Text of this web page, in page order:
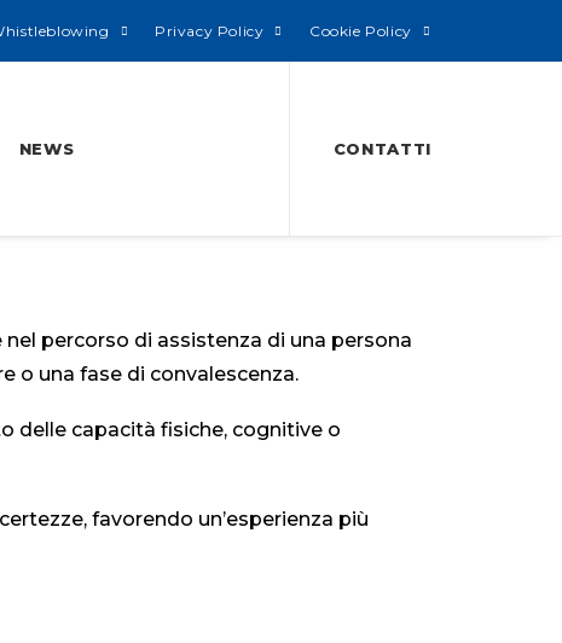
Privacy Policy Cookie Policy
NEWS CONTATTI
percorso di assistenza di una persona
o una fase di convalescenza.
delle capacità fisiche, cognitive o
favorendo un’esperienza più